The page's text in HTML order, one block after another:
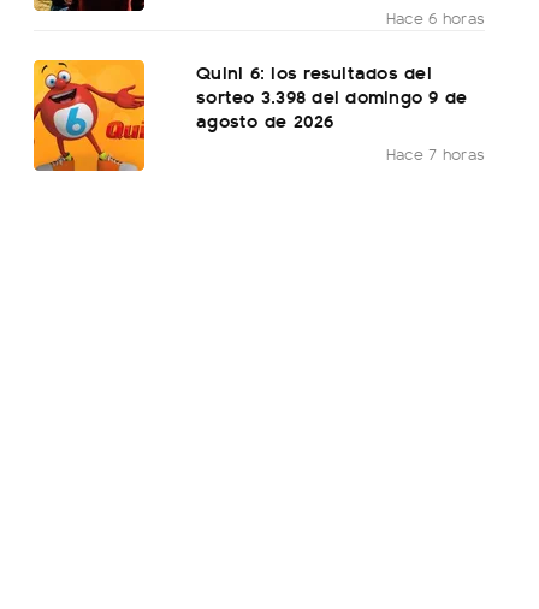
Hace 6 horas
Quini 6: los resultados del
sorteo 3.398 del domingo 9 de
agosto de 2026
Hace 7 horas